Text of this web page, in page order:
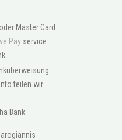
Master Card
Pay service
teilen wir
Bank.